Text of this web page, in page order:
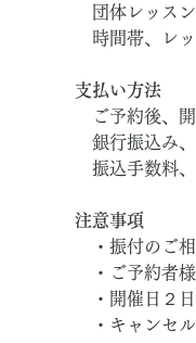
団体レッスン
時間帯、レッ
支払い方法
ご予約後、開
銀行振込み、
振込手数料、
注意事項
・振付のご相
・ご予約者様
・開催日２日
・キャンセル